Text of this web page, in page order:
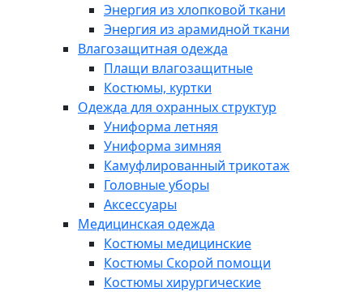
Энергия из хлопковой ткани
Энергия из арамидной ткани
Влагозащитная одежда
Плащи влагозащитные
Костюмы, куртки
Одежда для охранных структур
Униформа летняя
Униформа зимняя
Камуфлированный трикотаж
Головные уборы
Аксессуары
Медицинская одежда
Костюмы медицинские
Костюмы Скорой помощи
Костюмы хирургические